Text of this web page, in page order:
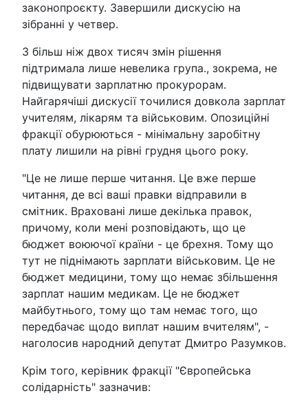
законопроєкту. Завершили дискусію на
зібранні у четвер.
З більш ніж двох тисяч змін рішення
підтримала лише невелика група., зокрема, не
підвищувати зарплатню прокурорам.
Найгарячіші дискусії точилися довкола зарплат
учителям, лікарям та військовим. Опозиційні
фракції обурюються - мінімальну заробітну
плату лишили на рівні грудня цього року.
"Це не лише перше читання. Це вже перше
читання, де всі ваші правки відправили в
смітник. Враховані лише декілька правок,
причому, коли мені розповідають, що це
бюджет воюючої країни - це брехня. Тому що
тут не піднімають зарплати військовим. Це не
бюджет медицини, тому що немає збільшення
зарплат нашим медикам. Це не бюджет
майбутнього, тому що там немає того, що
передбачає щодо виплат нашим вчителям", -
наголосив народний депутат Дмитро Разумков.
Крім того, керівник фракції "Європейська
солідарність" зазначив: